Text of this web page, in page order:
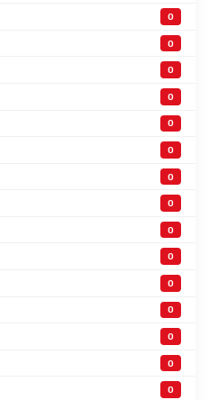
0
0
0
0
0
0
0
0
0
0
0
0
0
0
0